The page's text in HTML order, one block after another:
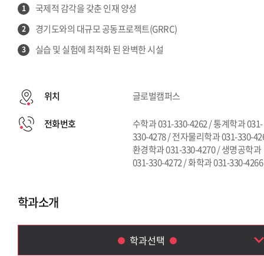
1 국제적 감각을 갖춘 인재 양성
2 경기도와의 대규모 공동프로젝트(GRRC)
3 실습 및 실험에 최적화 된 완벽한 시설
위치 글로벌캠퍼스
전화번호
수학과 031-330-4262 / 통계학과 031-
330-4278 / 전자물리학과 031-330-
환경학과 031-330-4270 / 생명공학과
031-330-4272 / 화학과 031-330-4266
학과소개
학과선택